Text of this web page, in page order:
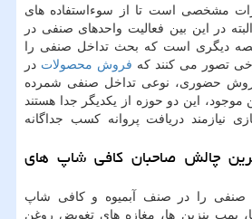
مشخصی است تا از سوءاستفاده های
در این بین فعالیت واحدهای صنفی در
دیگری است که بحث تداخل صنفی را
تصور می کنند که فروش محصولات در
حضوری، نوعی تداخل صنفی شمرده
این دو حوزه از یکدیگر جدا هستند
نیازمند دریافت پروانه کسب جداگانه
چالش صاحبان کافی شاپ های
صنفی را در صنف آبمیوه و کافی شاپ
پمپ بنزین ها، مغازه های تغویض روغن